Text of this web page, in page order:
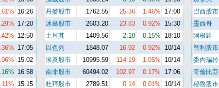
16:26
17:20
12:50
17:05
15:02
16:58
15:15
丹麥股市
1762.55 25.36 1.46%
17:00
冰島股市
2603.20 23.83 0.92%
15:30
土耳其
1409.56 -2.18 -0.15%
18:10
以色列
1848.07 16.92 0.92%
10/14
埃及股市
10995.59 114.19 1.05%
10/14
南非股市
60494.02 102.97 0.17%
17:06
杜拜股市
2789.51 0.14 0.01%
10/14
巴西股市
墨西哥
阿根廷
智利股市
委內瑞拉
哥倫比亞
秘魯股市